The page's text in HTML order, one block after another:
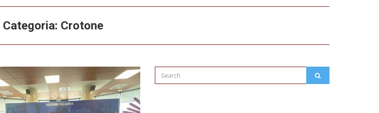
Categoria: Crotone
Search
for: